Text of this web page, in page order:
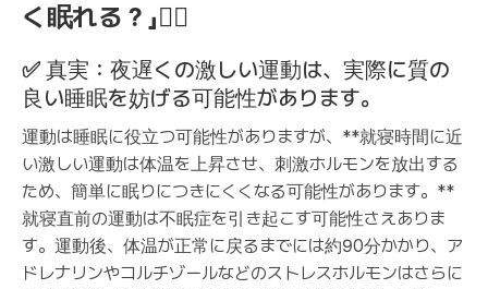
く眠れる？」🏋️‍♂️
✅ 真実：夜遅くの激しい運動は、実際に質の
良い睡眠を妨げる可能性があります。
運動は睡眠に役立つ可能性がありますが、**就寝時間に近
い激しい運動は体温を上昇させ、刺激ホルモンを放出する
ため、簡単に眠りにつきにくくなる可能性があります。**
就寝直前の運動は不眠症を引き起こす可能性さえありま
す。運動後、体温が正常に戻るまでには約90分かかり、ア
ドレナリンやコルチゾールなどのストレスホルモンはさらに